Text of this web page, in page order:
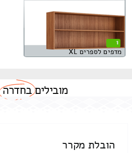
1
מדפים לספרים XL
מוביליםבחדרה
הובלת מקרר